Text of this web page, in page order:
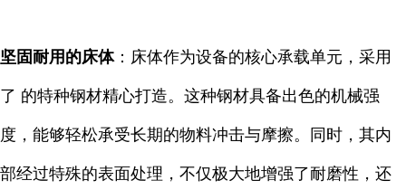
坚固耐用的床体：床体作为设备的核心承载单元，采用
了 的特种钢材精心打造。这种钢材具备出色的机械强
度，能够轻松承受长期的物料冲击与摩擦。同时，其内
部经过特殊的表面处理，不仅极大地增强了耐磨性，还